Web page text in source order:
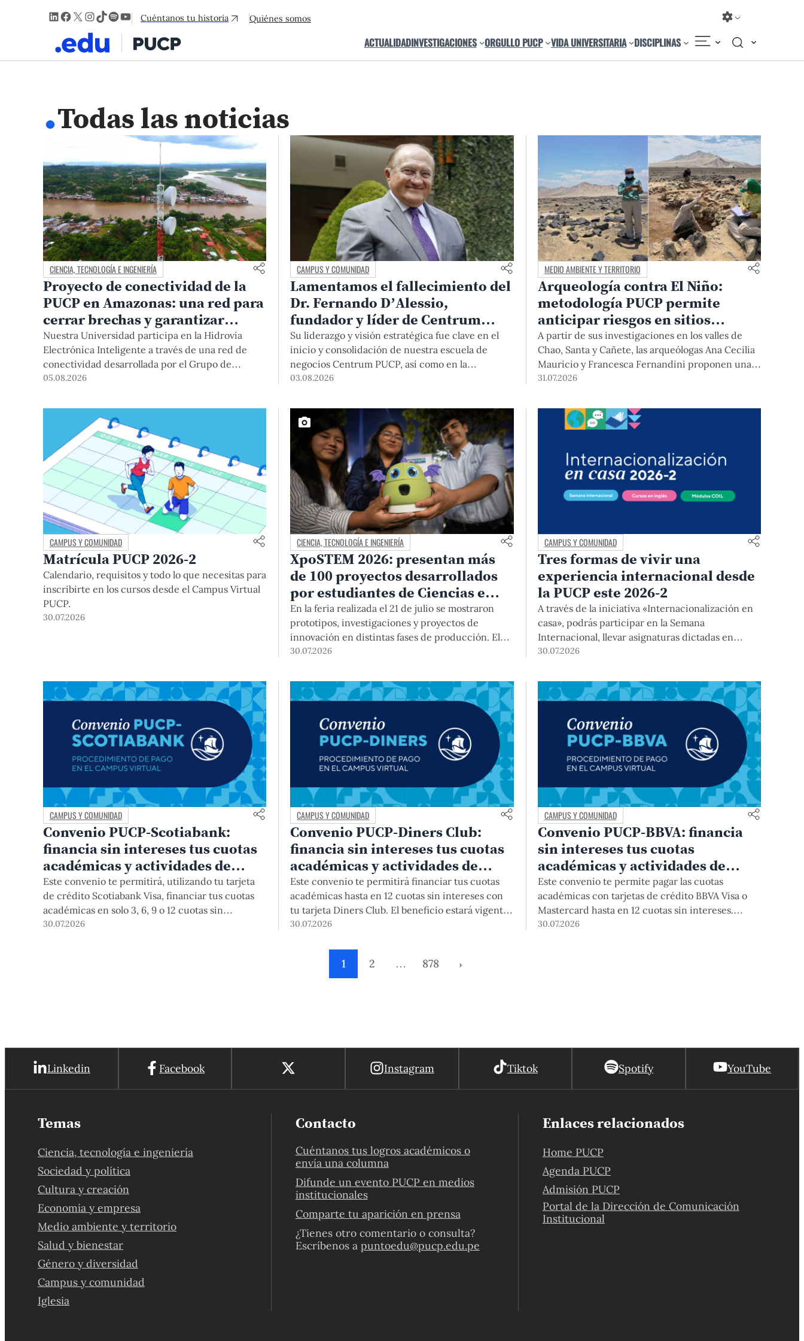
LinkedIn
Facebook
X Instagram
TikTok
Spotify
YouTube
Cuéntanos tu historia Quiénes somos
ACTUALIDADINVESTIGACIONES ORGULLO PUCP VIDA UNIVERSITARIA DISCIPLINAS
.Todas las noticias
CIENCIA, TECNOLOGÍA E INGENIERÍA
Proyecto de conectividad de la
PUCP en Amazonas: una red para
cerrar brechas y garantizar
derechos
Nuestra Universidad participa en la Hidrovía
Electrónica Inteligente a través de una red de
conectividad desarrollada por el Grupo de
Telecomunicaciones Rurales (GTR-PUCP) desde
desarrollo de esta red, sus aportes a la salud y la
educación de la zona, así como los alcances de la
intervención de la PUCP en el proyecto.
05.08.2026
CAMPUS Y COMUNIDAD
Lamentamos el fallecimiento del
Dr. Fernando D’Alessio,
fundador y líder de Centrum
PUCP
Su liderazgo y visión estratégica fue clave en el
inicio y consolidación de nuestra escuela de
negocios Centrum PUCP, así como en la
formación de profesionales empresariales
Universidad agradece el aporte del vicealmirante
AP (r) Dr. Fernando D'Alessio (1944-2026).
03.08.2026
MEDIO AMBIENTE Y TERRITORIO
Arqueología contra El Niño:
metodología PUCP permite
anticipar riesgos en sitios
arqueológicos
A partir de sus investigaciones en los valles de
Chao, Santa y Cañete, las arqueólogas Ana Cecilia
Mauricio y Francesca Fernandini proponen una
herramienta de bajo costo que combina datos
geográfica y trabajo de campo para identificar
sitios arqueológicos vulnerables ante lluvias,
asociados al fenómeno de El Niño.
31.07.2026
CAMPUS Y COMUNIDAD
Matrícula PUCP 2026-2
Calendario, requisitos y todo lo que necesitas para
inscribirte en los cursos desde el Campus Virtual
PUCP.
30.07.2026
CIENCIA, TECNOLOGÍA E INGENIERÍA
XpoSTEM 2026: presentan más
de 100 proyectos desarrollados
por estudiantes de Ciencias e
Ingeniería PUCP orientados a
atender necesidades del país
En la feria realizada el 21 de julio se mostraron
prototipos, investigaciones y proyectos de
innovación en distintas fases de producción. El
encuentro mostró cómo el conocimiento
concretos del Perú en salud, robótica,
inteligencia artificial, sostenibilidad y sectores
30.07.2026
CAMPUS Y COMUNIDAD
Tres formas de vivir una
experiencia internacional desde
la PUCP este 2026-2
A través de la iniciativa «Internacionalización en
casa», podrás participar en la Semana
Internacional, llevar asignaturas dictadas en
inglés, y acceder a módulos COIL junto con
extranjeras. La inscripción se realizará del 4 al 6
de agosto mediante el Campus Virtual, durante la
30.07.2026
CAMPUS Y COMUNIDAD
Convenio PUCP-Scotiabank:
financia sin intereses tus cuotas
académicas y actividades de
educación continua
Este convenio te permitirá, utilizando tu tarjeta
de crédito Scotiabank Visa, financiar tus cuotas
académicas en solo 3, 6, 9 o 12 cuotas sin
intereses. Este beneficio está vigente hasta el 31
30.07.2026
CAMPUS Y COMUNIDAD
Convenio PUCP-Diners Club:
financia sin intereses tus cuotas
académicas y actividades de
educación continua
Este convenio te permitirá financiar tus cuotas
académicas hasta en 12 cuotas sin intereses con
tu tarjeta Diners Club. El beneficio estará vigente
hasta el 31 de diciembre del 2026 para pregrado y
anteriores, trámites académicos, diplomaturas,
programas, cursos o talleres de educación
continua que se pagan con tarjeta de crédito
30.07.2026
CAMPUS Y COMUNIDAD
Convenio PUCP-BBVA: financia
sin intereses tus cuotas
académicas y actividades de
educación continua
Este convenio te permite pagar las cuotas
académicas con tarjetas de crédito BBVA Visa o
Mastercard hasta en 12 cuotas sin intereses.
Podrás acceder a esta forma de pago hasta el 31
30.07.2026
1 2 … 878 ›
Linkedin Facebook Instagram Tiktok Spotify YouTube
Temas
Ciencia, tecnología e ingeniería
Sociedad y política
Cultura y creación
Economía y empresa
Medio ambiente y territorio
Salud y bienestar
Género y diversidad
Campus y comunidad
Iglesia
Contacto
Cuéntanos tus logros académicos o
envía una columna
Difunde un evento PUCP en medios
institucionales
Comparte tu aparición en prensa
¿Tienes otro comentario o consulta?
Escríbenos a puntoedu@pucp.edu.pe
Enlaces relacionados
Home PUCP
Agenda PUCP
Admisión PUCP
Portal de la Dirección de Comunicación
Institucional